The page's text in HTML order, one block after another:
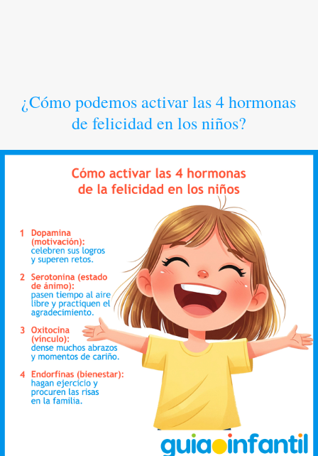
¿Cómo podemos activar las 4 hormonas
de felicidad en los niños?